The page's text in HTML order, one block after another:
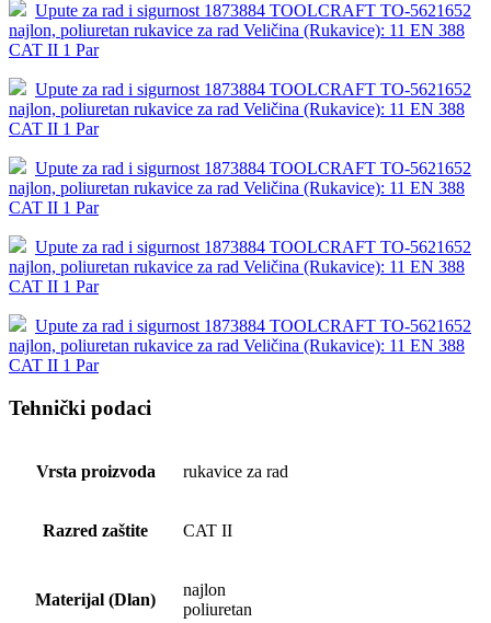
Upute za rad i sigurnost 1873884 TOOLCRAFT TO-5621652
najlon, poliuretan rukavice za rad Veličina (Rukavice): 11 EN 388
CAT II 1 Par
Upute za rad i sigurnost 1873884 TOOLCRAFT TO-5621652
najlon, poliuretan rukavice za rad Veličina (Rukavice): 11 EN 388
CAT II 1 Par
Upute za rad i sigurnost 1873884 TOOLCRAFT TO-5621652
najlon, poliuretan rukavice za rad Veličina (Rukavice): 11 EN 388
CAT II 1 Par
Upute za rad i sigurnost 1873884 TOOLCRAFT TO-5621652
najlon, poliuretan rukavice za rad Veličina (Rukavice): 11 EN 388
CAT II 1 Par
Upute za rad i sigurnost 1873884 TOOLCRAFT TO-5621652
najlon, poliuretan rukavice za rad Veličina (Rukavice): 11 EN 388
CAT II 1 Par
Tehnički podaci
Vrsta proizvoda rukavice za rad
Razred zaštite CAT II
Materijal (Dlan)
najlon
poliuretan